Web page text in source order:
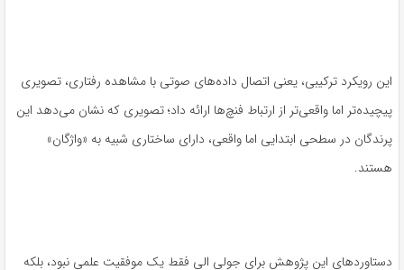
این رویکرد ترکیبی، یعنی اتصال داده‌های صوتی با مشاهده رفتاری، تصویری
پیچیده‌تر اما واقعی‌تر از ارتباط فنچ‌ها ارائه داد؛ تصویری که نشان می‌دهد این
پرندگان در سطحی ابتدایی اما واقعی، دارای ساختاری شبیه به «واژگان»
هستند.
دستاوردهای این پژوهش برای جولی الی فقط یک موفقیت علمی نبود، بلکه